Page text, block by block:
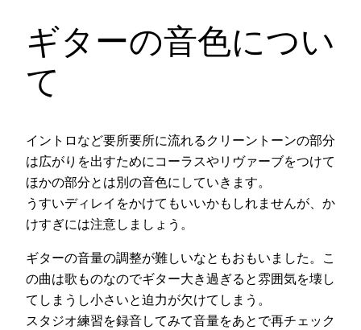
ギターの音色につい
て
イントロなど要所要所に流れるクリーントーンの部分
は広がりを出すためにコーラスやリヴァーブをつけて
ほかの部分とは別の音色にしていきます。
うすいディレイをかけてもいいかもしれませんが、か
けすぎには注意しましょう。
ギターの音量の調整が難しいなともおもいました。こ
の曲は歌ものなのでギター大き過ぎると雰囲気を壊し
てしまうし小さいと迫力が欠けてしまう。
スタジオ練習を録音してみて音量をあとで再チェック